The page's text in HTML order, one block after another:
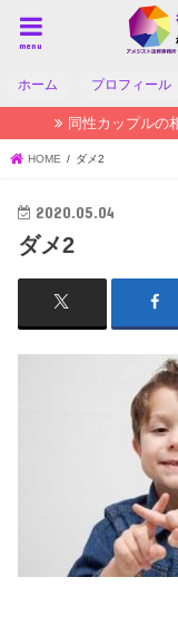
menu
ホーム プロフィール
同性カップルの
HOME ダメ2
2020.05.04
ダメ2